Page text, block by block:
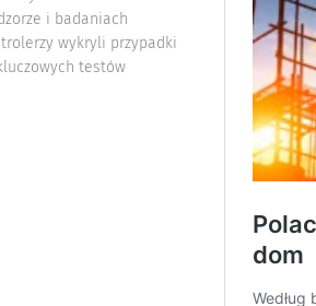
i badaniach
wykryli przypadki
testów